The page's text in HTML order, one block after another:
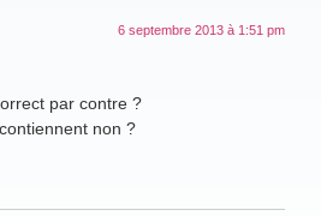
6 septembre 2013 à 1:51 pm
par contre ?
non ?